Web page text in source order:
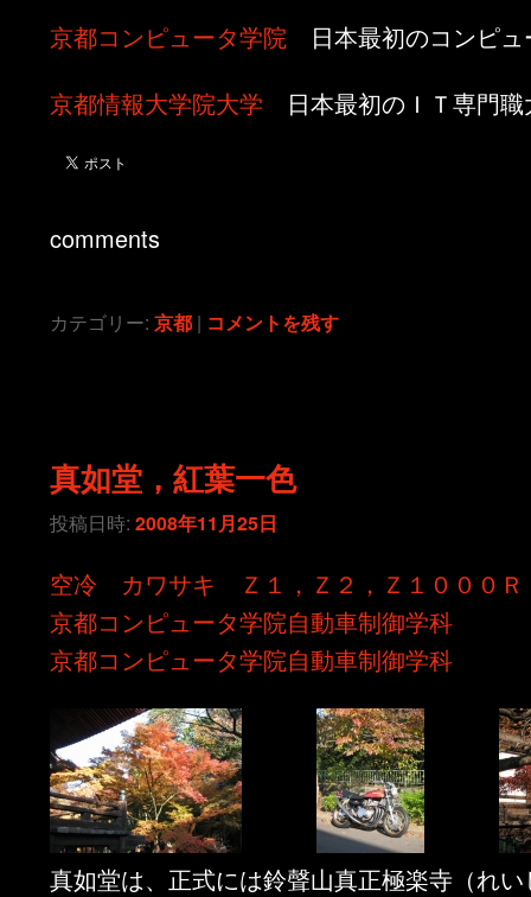
京都コンピュータ学院 日本最初のコンピ
京都情報大学院大学 日本最初のＩＴ専門職
comments
カテゴリー: 京都 | コメントを残す
真如堂，紅葉一色
投稿日時:2008年11月25日
空冷 カワサキ Ｚ１，Ｚ２，Ｚ１０００Ｒ
京都コンピュータ学院自動車制御学科
京都コンピュータ学院自動車制御学科
真如堂は、正式には鈴聲山真正極楽寺（れ